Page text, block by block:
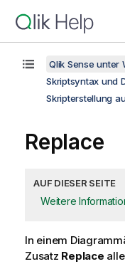
Qlik Sense unter
Skriptsyntax und
Skripterstellung
Replace
AUF DIESER SEITE
Weitere
In einem
Zusatz Replace